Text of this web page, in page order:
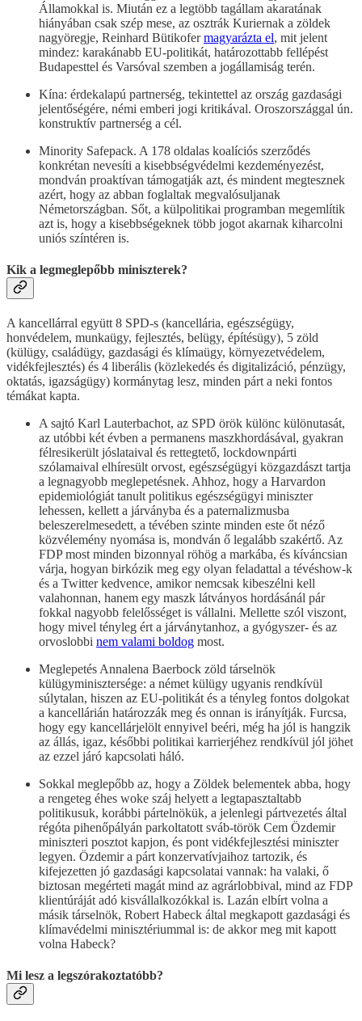
Államokkal is. Miután ez a legtöbb tagállam akaratának
hiányában csak szép mese, az osztrák Kuriernak a zöldek
nagyöregje, Reinhard Bütikofermagyarázta el, mit jelent
mindez: karakánabb EU-politikát, határozottabb fellépést
Budapesttel és Varsóval szemben a jogállamiság terén.
Kína: érdekalapú partnerség, tekintettel az ország gazdasági
jelentőségére, némi emberi jogi kritikával. Oroszországgal ún.
konstruktív partnerség a cél.
Minority Safepack. A 178 oldalas koalíciós szerződés
konkrétan nevesíti a kisebbségvédelmi kezdeményezést,
mondván proaktívan támogatják azt, és mindent megtesznek
azért, hogy az abban foglaltak megvalósuljanak
Németországban. Sőt, a külpolitikai programban megemlítik
azt is, hogy a kisebbségeknek több jogot akarnak kiharcolni
uniós színtéren is.
Kik a legmeglepőbb miniszterek?
A kancellárral együtt 8 SPD-s (kancellária, egészségügy,
honvédelem, munkaügy, fejlesztés, belügy, építésügy), 5 zöld
(külügy, családügy, gazdasági és klímaügy, környezetvédelem,
vidékfejlesztés) és 4 liberális (közlekedés és digitalizáció, pénzügy,
oktatás, igazságügy) kormánytag lesz, minden párt a neki fontos
témákat kapta.
A sajtó Karl Lauterbachot, az SPD örök különc különutasát,
az utóbbi két évben a permanens maszkhordásával, gyakran
félresikerült jóslataival és rettegtető, lockdownpárti
szólamaival elhíresült orvost, egészségügyi közgazdászt tartja
a legnagyobb meglepetésnek. Ahhoz, hogy a Harvardon
epidemiológiát tanult politikus egészségügyi miniszter
lehessen, kellett a járványba és a paternalizmusba
beleszerelmesedett, a tévében szinte minden este őt néző
közvélemény nyomása is, mondván ő legalább szakértő. Az
FDP most minden bizonnyal röhög a markába, és kíváncsian
várja, hogyan birkózik meg egy olyan feladattal a tévéshow-k
és a Twitter kedvence, amikor nemcsak kibeszélni kell
valahonnan, hanem egy maszk látványos hordásánál pár
fokkal nagyobb felelősséget is vállalni. Mellette szól viszont,
hogy mivel tényleg ért a járványtanhoz, a gyógyszer- és az
orvoslobbi nem valami boldog most.
Meglepetés Annalena Baerbock zöld társelnök
külügyminisztersége: a német külügy ugyanis rendkívül
súlytalan, hiszen az EU-politikát és a tényleg fontos dolgokat
a kancellárián határozzák meg és onnan is irányítják. Furcsa,
hogy egy kancellárjelölt ennyivel beéri, még ha jól is hangzik
az állás, igaz, későbbi politikai karrierjéhez rendkívül jól jöhet
az ezzel járó kapcsolati háló.
Sokkal meglepőbb az, hogy a Zöldek belementek abba, hogy
a rengeteg éhes woke száj helyett a legtapasztaltabb
politikusuk, korábbi pártelnökük, a jelenlegi pártvezetés által
régóta pihenőpályán parkoltatott sváb-török Cem Özdemir
miniszteri posztot kapjon, és pont vidékfejlesztési miniszter
legyen. Özdemir a párt konzervatívjaihoz tartozik, és
kifejezetten jó gazdasági kapcsolatai vannak: ha valaki, ő
biztosan megérteti magát mind az agrárlobbival, mind az FDP
klientúráját adó kisvállalkozókkal is. Lazán elbírt volna a
másik társelnök, Robert Habeck által megkapott gazdasági és
klímavédelmi minisztériummal is: de akkor meg mit kapott
volna Habeck?
Mi lesz a legszórakoztatóbb?